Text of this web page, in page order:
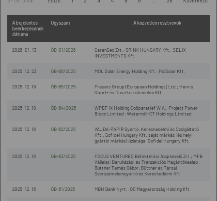
A bejelentés
beérkezésének
dátuma
Ügyszám A közvetlen résztvevők
2026. 01. 13 ÖB-01/2026
GaranSec Zrt., ORINK HUNGARY Kft., SELIX
INVESTMENTS Kft.
2025. 12. 23 ÖB-66/2025 MOL Solar Energy Holding Kft.; PolSolar Kft.
2025. 12. 19 ÖB-65/2025
Frasers Group (European Holdings) Ltd.; Hervis
Sport- és Divatkereskedelmi Kft.
2025. 12. 18 ÖB-64/2025
WPEF IX Holding Coöperatief W.A.; Project Power
Bidco Limited ; Watermill-CT Holdings Limited
2025. 12. 16 ÖB-62/2025
VAJDA-PAPÍR Gyártó, Kereskedelmi és Szolgáltató
Kft.; Sofidel Hungary Kft. saját márkás (és helyi
gyártói márkás) üzletága; Sofidel Hungary Kft.
2025. 12. 16 ÖB-63/2025
FOCUS VENTURES Befektetési Alapkezelő Zrt.; MFB
Vállalati Beruházási és Tranzakciós Magántőkealap ;
Büttner Tamás Gábor; Büttner és Társai
Szerszámelemgyártó és Kereskedelmi Kft.
2025. 12. 16 ÖB-61/2025 MBH Bank Nyrt.; OC Magyarország Holding Kft.